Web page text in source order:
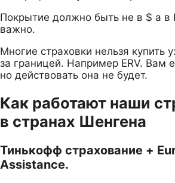
Покрытие должно быть не в $ а в
важно.
Многие страховки нельзя купить
за границей. Например ERV. Вам
но действовать она не будет.
Как работают наши
в странах Шенгена
Тинькофф страхование +
Assistance.